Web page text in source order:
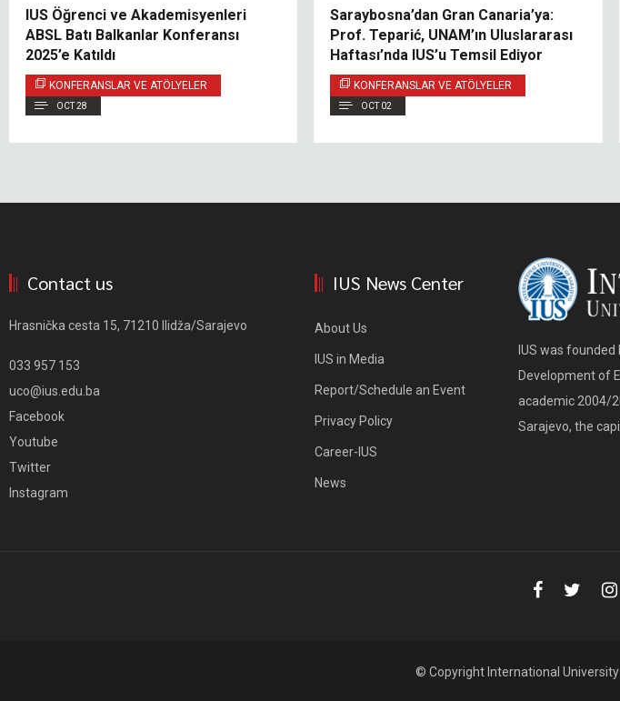
IUS Öğrenci ve Akademisyenleri
ABSL Batı Balkanlar Konferansı
2025’e Katıldı
KONFERANSLAR VE ATÖLYELER
OCT 28
Saraybosna’dan Gran Canaria’ya:
Prof. Teparić, UNAM’ın Uluslararası
Haftası’nda IUS’u Temsil Ediyor
KONFERANSLAR VE ATÖLYELER
OCT 02
Contact us
Hrasnička cesta 15, 71210 Ilidža/Sarajevo
033 957 153
uco@ius.edu.ba
Facebook
Youtube
Twitter
Instagram
IUS News Center
About Us
IUS in Media
Report/Schedule an Event
Privacy Policy
Career-IUS
News
IUS was
Development of
academic 2004/
Sarajevo, the
© Copyright International